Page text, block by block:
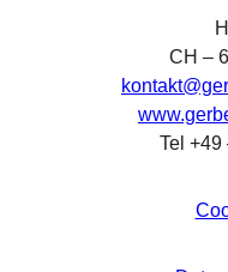
CH –
Tel +49